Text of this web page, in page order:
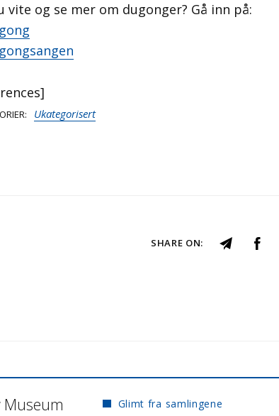
vite og se mer om dugonger? Gå inn på:
Ukategorisert
SHARE ON:
Museum Glimt fra samlingene